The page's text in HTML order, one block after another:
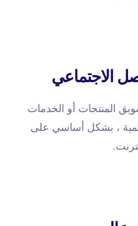
الاجتماعي
المنتجات أو الخدمات
، بشكل أساسي على